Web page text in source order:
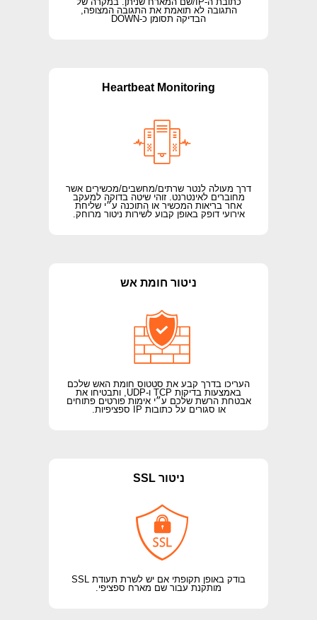
התגובה לא תואמת את התגובה המצופה,
הבדיקה תסומן כ-DOWN
Heartbeat Monitoring
דרך מעולה לנטר שרתים/מחשבים/מכשירים אשר
מחוברים לאינטרנט. זוהי שיטה בדוקה למעקב
אחר בריאות המכשיר או התוכנה ע״י שליחת
אירועי דופק באופן קבוע לשירות ניטור מרוחק.
ניטור חומת אש
העריכו בדרך קבע את סטטוס חומת האש שלכם
באמצעות בדיקות TCP ו-UDP, ותבטיחו את
אבטחת הרשת שלכם ע״י אימות פורטים פתוחים
או סגורים על כתובות IP ספציפיות.
ניטור SSL
בודק באופן תקופתי אם יש לשרת תעודת SSL
מותקנת עבור שם מארח ספציפי.